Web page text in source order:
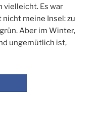
vielleicht. Es war
meine Insel: zu
Aber im Winter,
ungemütlich ist,